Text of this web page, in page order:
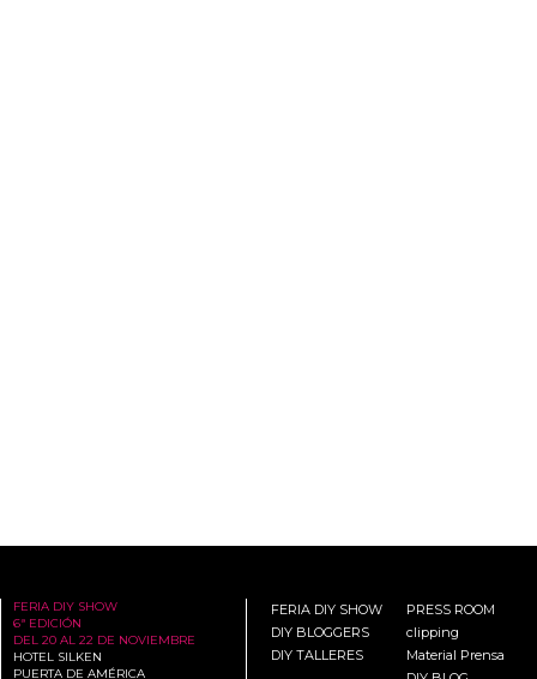
FERIA DIY SHOW
6ª EDICIÓN
DEL 20 AL 22 DE NOVIEMBRE
HOTEL SILKEN
PUERTA DE AMÉRICA
FERIA DIY SHOW
DIY BLOGGERS
DIY TALLERES
PRESS ROOM
clipping
Material Prensa